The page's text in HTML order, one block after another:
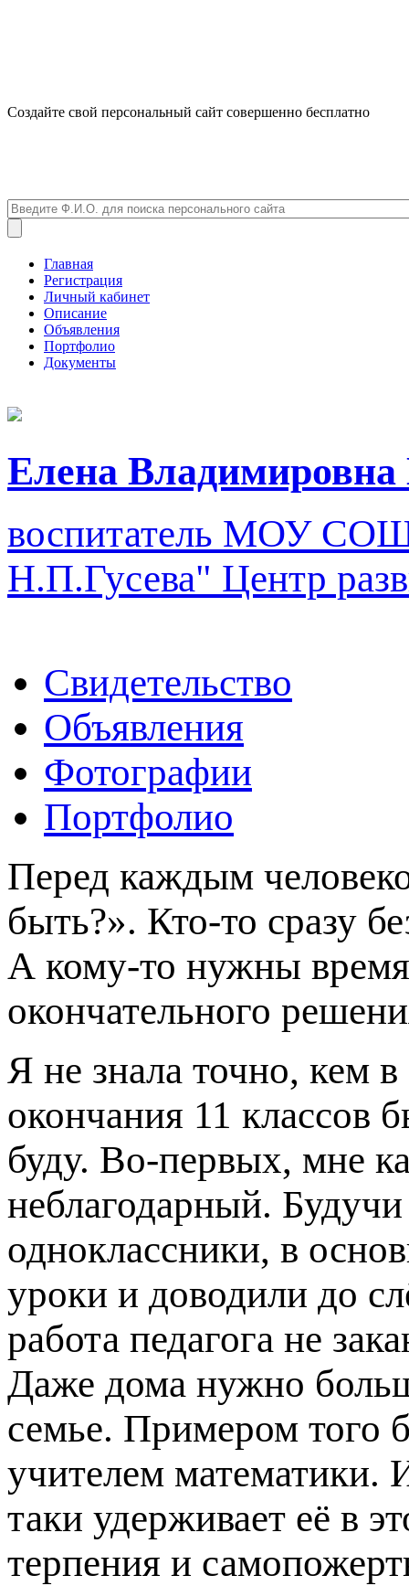
Создайте свой персональный сайт совершенно бесплатно
Главная
Регистрация
Личный кабинет
Описание
Объявления
Портфолио
Документы
Елена
воспитатель МОУ СОШ
Н.П.Гусева" Центр
Свидетельство
Объявления
Фотографии
Портфолио
Перед каждым
быть?». Кто-то сразу
А кому-то нужны
окончательного
Я не знала точно, кем
окончания 11 классов
буду. Во-первых, мне
неблагодарный.
одноклассники, в
уроки и доводили до
работа педагога не
Даже дома нужно
семье. Примером того
учителем математики.
таки удерживает её в
терпения и